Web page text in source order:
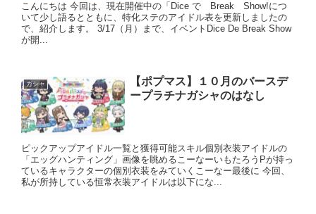
こんにちは 今回は、現在開催中の「Dice で Break Show!につ
いて少し語るとともに、特化ステのアイドル表を更新しましたの
で、紹介します。 3/17（月）まで、イベントDice De Break Show
が開...
ガシャ
【ポプマス】１０月のバースデ
ープラチナガシャのはなし
ピックアップアイドル一覧と獲得可能スキル個別衣装アイドルの
「エッグハンティング」画像を眺めるこーなーいもたろうPが持っ
ているキャラクターの個別衣装をみていくこーなー最後に 今回、
私が所持している恒常衣装アイドルは以下にな...